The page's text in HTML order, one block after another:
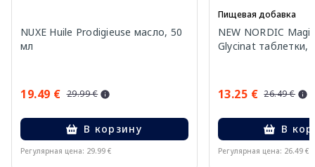
NUXE Huile Prodigieuse масло, 50
мл
19.49 € 29.99 €
В корзину
Регулярная цена: 29.99 €
Пищевая добавка
NEW NORDIC
Glycinat таблетки,
13.25 € 26.49 €
В
Регулярная цена: 26.49 €